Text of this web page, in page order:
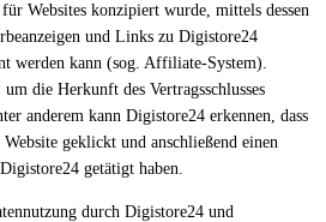
Websites konzipiert wurde, mittels dessen
und Links zu Digistore24
werden kann (sog. Affiliate-System).
die Herkunft des Vertragsschlusses
anderem kann Digistore24 erkennen, dass
geklickt und anschließend einen
getätigt haben.
durch Digistore24 und